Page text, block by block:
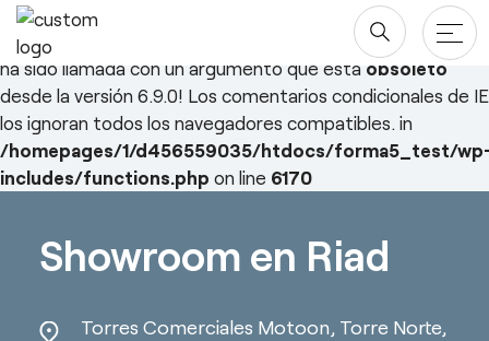
Deprecated
: ¡La función WP_Dependencies->add_data()
ha sido llamada con un argumento que está obsoleto
desde la versión 6.9.0! Los comentarios condicionales de IE
los ignoran todos los navegadores compatibles. in
/homepages/1/d456559035/htdocs/forma5_test/
includes/functions.php on line 6170
contenido
Productos
Mesas
Paneles Separadores
Sillas
Proyectos
Blog y newsroom
Showroom en Riad
Torres Comerciales Motoon, Torre Norte,